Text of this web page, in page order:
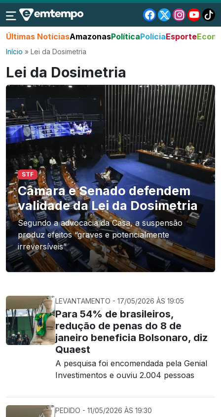
Últimas NotíciasAmazonasPolíticaPolíciaEsporte
Início » Lei da Dosimetria
Lei da Dosimetria
STF
Câmara e Senado defendem
validade da Lei da Dosimetria
Segundo a advocacia da Casa, a suspensão
produz efeitos “graves e potencialmente
irreversíveis”
LEVANTAMENTO - 17/05/2026 ÀS 19:05
Para 54% de brasileiros,
redução de penas do 8 de
janeiro beneficia Bolsonaro, diz
Quaest
A pesquisa foi encomendada pela Genial
Investimentos e ouviu 2.004 pessoas
PEDIDO - 11/05/2026 ÀS 19:30